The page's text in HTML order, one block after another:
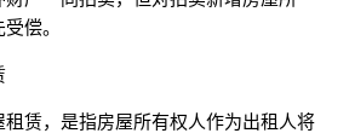
偿。
赁，是指房屋所有权人作为出租人将